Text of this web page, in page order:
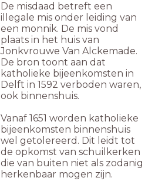
De misdaad betreft een
illegale mis onder leiding van
een monnik. De mis vond
plaats in het huis van
Jonkvrouwe Van Alckemade.
De bron toont aan dat
katholieke bijeenkomsten in
Delft in 1592 verboden waren,
ook binnenshuis.
Vanaf 1651 worden katholieke
bijeenkomsten binnenshuis
wel getolereerd. Dit leidt tot
de opkomst van schuilkerken
die van buiten niet als zodanig
herkenbaar mogen zijn.